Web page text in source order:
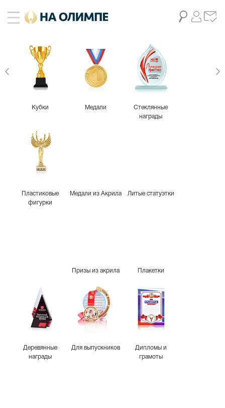
Кубки Медали
Стеклянные
награды
Пластиковые
фигурки
Медали из Акрила Литые статуэтки
Призы из акрила Плакетки
Деревянные
награды
Для выпускников
Дипломы и
грамоты